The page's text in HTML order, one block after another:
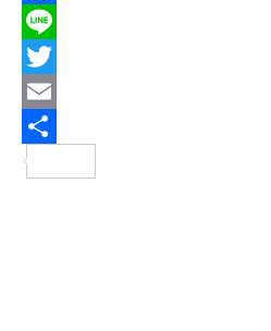
Facebook
Line
Twitter
Email